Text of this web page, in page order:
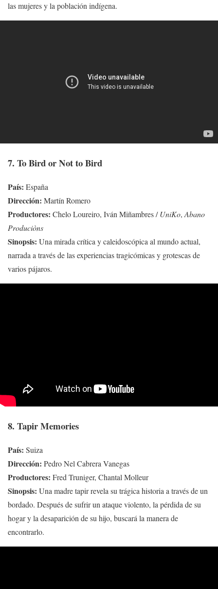
las mujeres y la población indígena.
7. To Bird or Not to Bird
País: España
Dirección: Martín Romero
Productores: Chelo Loureiro, Iván Miñambres /UniKo, Abano
Produciòns
Sinopsis: Una mirada crítica y caleidoscópica al mundo actual,
narrada a través de las experiencias tragicómicas y grotescas de
varios pájaros.
8. Tapir Memories
País: Suiza
Dirección: Pedro Nel Cabrera Vanegas
Productores: Fred Truniger, Chantal Molleur
Sinopsis: Una madre tapir revela su trágica historia a través de un
bordado. Después de sufrir un ataque violento, la pérdida de su
hogar y la desaparición de su hijo, buscará la manera de
encontrarlo.